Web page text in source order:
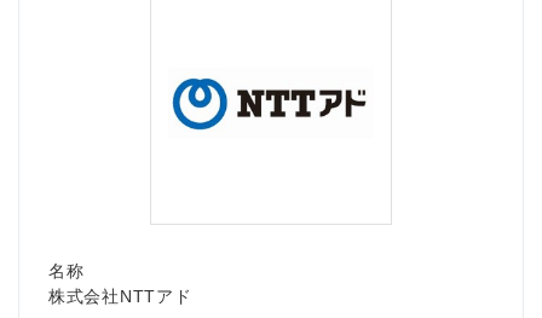
名称
株式会社NTTアド